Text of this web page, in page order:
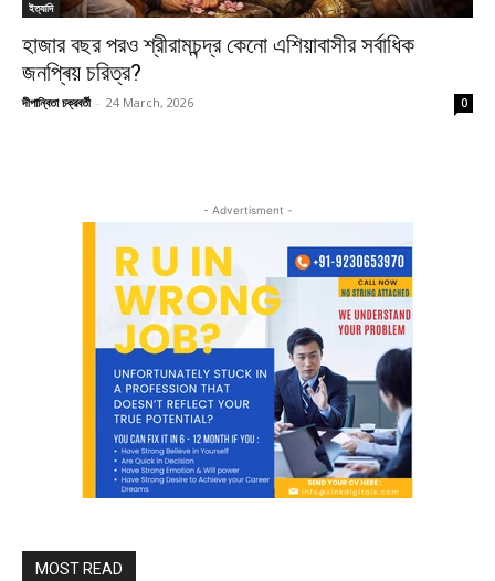
ইত্যাদি
হাজার বছর পরও শ্রীরামচন্দ্র কেনো এশিয়াবাসীর সর্বাধিক
জনপ্ৰিয় চরিত্র?
দীপান্বিতা চক্রবর্তী - 24 March, 2026 0
- Advertisment -
MOST READ